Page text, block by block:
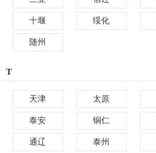
十堰 绥化
随州
T
天津 太原
泰安 铜仁
通辽 泰州